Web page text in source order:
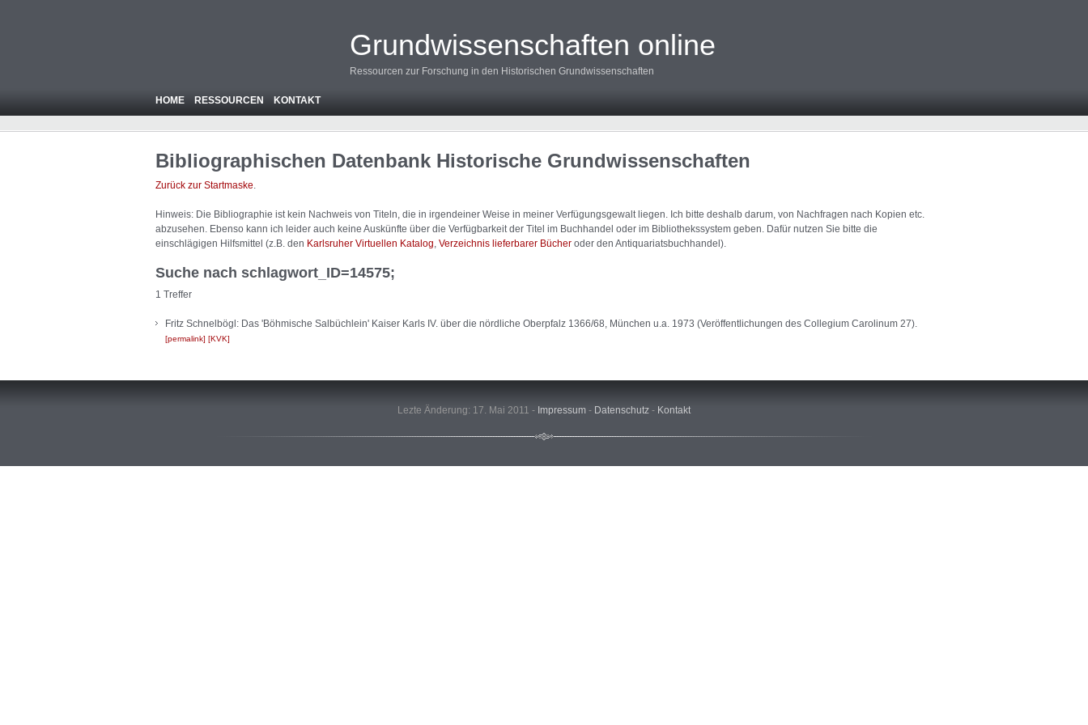
Grundwissenschaften online
Ressourcen zur Forschung in den Historischen Grundwissenschaften
HOME RESSOURCEN KONTAKT
Bibliographischen Datenbank Historische Grundwissenschaften
Zurück zur Startmaske.
Hinweis: Die Bibliographie ist kein Nachweis von Titeln, die in irgendeiner Weise in meiner Verfügungsgewalt liegen. Ich bitte deshalb darum, von Nachfragen nach Kopien etc.
abzusehen. Ebenso kann ich leider auch keine Auskünfte über die Verfügbarkeit der Titel im Buchhandel oder im Bibliothekssystem geben. Dafür nutzen Sie bitte die
einschlägigen Hilfsmittel (z.B. den Karlsruher Virtuellen Katalog Verzeichnis lieferbarer Bücher oder den Antiquariatsbuchhandel).
Suche nach schlagwort_ID=14575;
1 Treffer
Fritz Schnelbögl: Das 'Böhmische Salbüchlein' Kaiser Karls IV. über die nördliche Oberpfalz 1366/68, München u.a. 1973 (Veröffentlichungen des Collegium Carolinum 27).
permalink KVK
Lezte Änderung: 17. Mai 2011 - Impressum - Datenschutz - Kontakt